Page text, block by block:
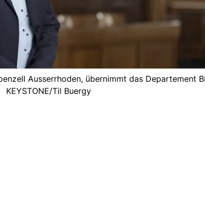
Ausserrhoden, übernimmt das Departement
KEYSTONE/Til Buergy